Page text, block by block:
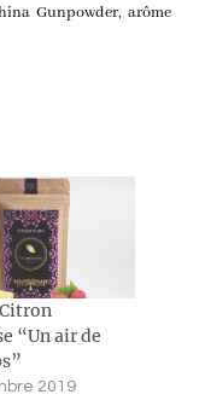
Gunpowder, arôme
“Un air de
2019